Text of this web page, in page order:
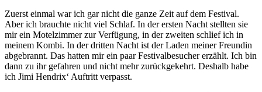
Zuerst einmal war ich gar nicht die ganze Zeit auf dem Festival.
Aber ich brauchte nicht viel Schlaf. In der ersten Nacht stellten sie
mir ein Motelzimmer zur Verfügung, in der zweiten schlief ich in
meinem Kombi. In der dritten Nacht ist der Laden meiner Freundin
abgebrannt. Das hatten mir ein paar Festivalbesucher erzählt. Ich bin
dann zu ihr gefahren und nicht mehr zurückgekehrt. Deshalb habe
ich Jimi Hendrix‘ Auftritt verpasst.